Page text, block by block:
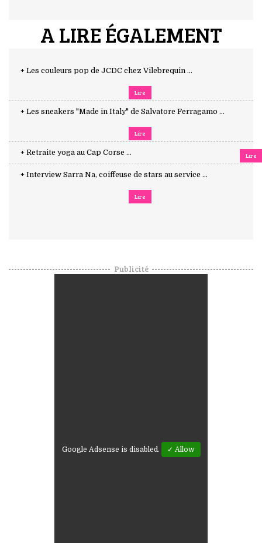
A LIRE ÉGALEMENT
+ Les couleurs pop de JCDC chez Vilebrequin ...
Lire
+ Les sneakers "Made in Italy" de Salvatore Ferragamo ...
Lire
+ Retraite yoga au Cap Corse ... Lire
+ Interview Sarra Na, coiffeuse de stars au service ...
Lire
Publicité
Google Adsense is disabled. ✓ Allow